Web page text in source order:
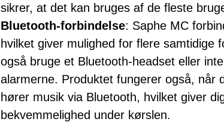
sikrer, at det kan bruges af de fleste
Bluetooth-forbindelse: Saphe MC
hvilket giver mulighed for flere samtidige
også bruge et Bluetooth-headset eller
alarmerne. Produktet fungerer også, når
hører musik via Bluetooth, hvilket giver
bekvemmelighed under kørslen.